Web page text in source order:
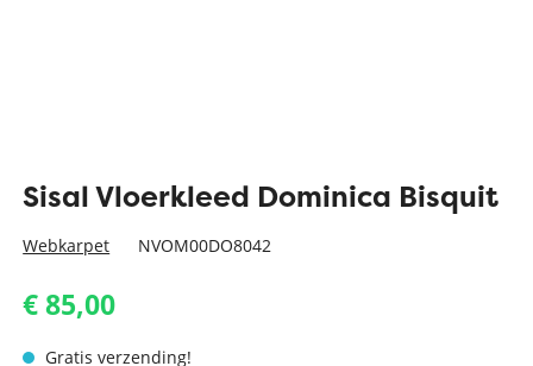
Sisal Vloerkleed Dominica Bisquit
Webkarpet NVOM00DO8042
€ 85,00
Gratis verzending!